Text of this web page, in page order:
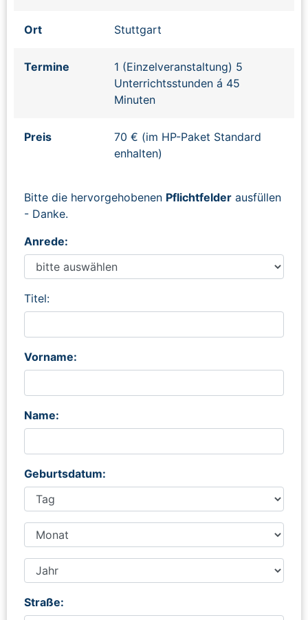
Ort Stuttgart
Termine
1 (Einzelveranstaltung) 5
Unterrichtsstunden á 45
Minuten
Preis
70 € (im HP-Paket Standard
enhalten)
Bitte die hervorgehobenen Pflichtfelder ausfüllen
- Danke.
Anrede:
Titel:
Vorname:
Name:
Geburtsdatum:
Straße: